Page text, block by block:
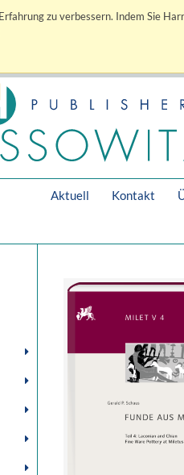
zu verbessern. Indem Sie
Aktuell Kontakt